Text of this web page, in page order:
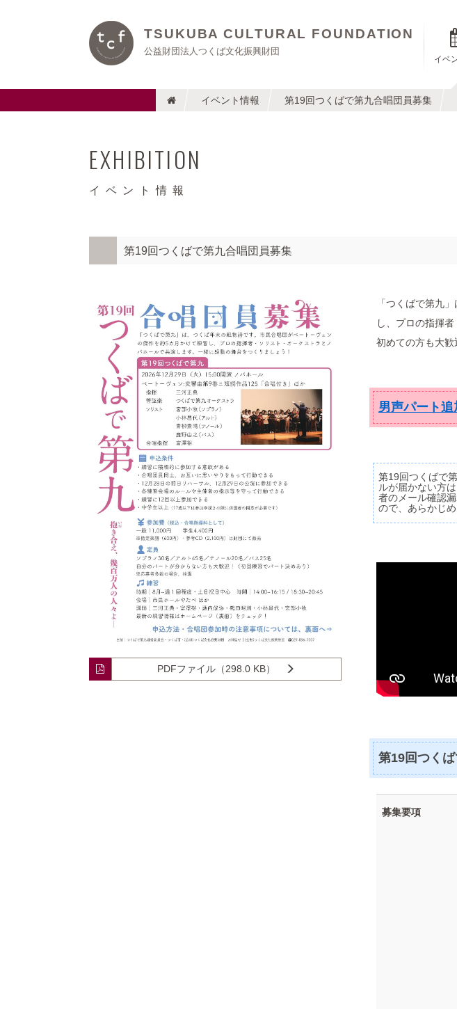
TSUKUBA CULTURAL FOUNDATION
公益財団法人つくば文化振興財団
イベ
イベント情報 第19回つくばで第九合唱団員募集
EXHIBITION
イベント情報
第19回つくばで第九合唱団員募集
PDFファイル（298.0 KB）
「つくばで第九
し、プロの指揮
初めての方も大歓
男声パート追
第19回つくばで
ルが届かない方
者のメール確認
ので、あらかじ
第19回つく
募集要項